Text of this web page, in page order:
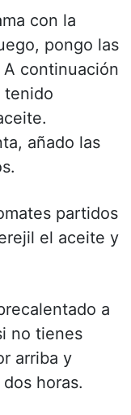
con la
pongo las
continuación
tenido
añado las
partidos
el aceite y
a
no tienes
arriba y
horas.